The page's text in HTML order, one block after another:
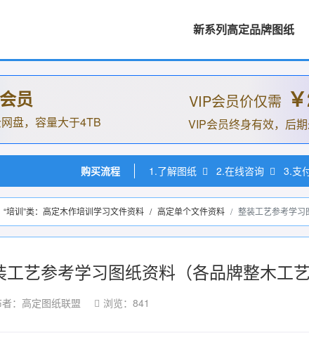
新系列高定品牌图纸
员
盘，容量大于4TB
VIP会员价仅需
VIP会员终身有效，后
购买流程 1.了解图纸 2.在线咨询 3.支
“培训”类：高定木作培训学习文件资料 / 高定单个文件资料 整装工艺参考学习
工艺参考学习图纸资料（各品牌整木工艺
：高定图纸联盟 浏览：841